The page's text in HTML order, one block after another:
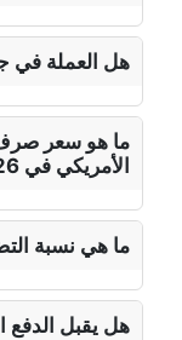
هل العملة في
ما هو سعر صرف
الأمريكي في 2026؟
ما هي نسبة
هل يقبل الدفع